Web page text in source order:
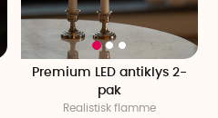
Premium LED antiklys 2-
pak
Realistisk flamme